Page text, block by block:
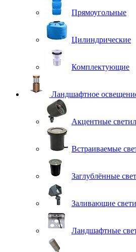
Прямоугольные
Цилиндрические
Комплектующие
Ландшафтное
Акцентные
Встраиваемые
Заглублённые
Заливающие
Ландшафтные